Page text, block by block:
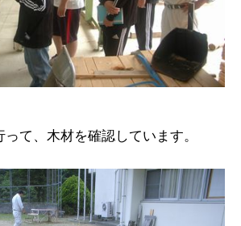
て、木材を確認しています。